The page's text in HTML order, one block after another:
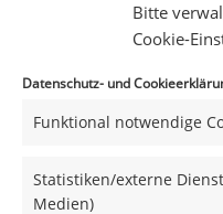
Bitte
Cookie-
Datenschutz- und
Funktional notwendige
Statistiken/externe
Medien)